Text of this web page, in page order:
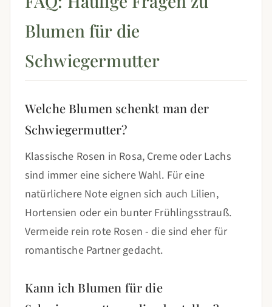
Blumen für die
Schwiegermutter
Welche Blumen schenkt man der
Schwiegermutter?
Klassische Rosen in Rosa, Creme oder Lachs
sind immer eine sichere Wahl. Für eine
natürlichere Note eignen sich auch Lilien,
Hortensien oder ein bunter Frühlingsstrauß.
Vermeide rein rote Rosen - die sind eher für
romantische Partner gedacht.
Kann ich Blumen für die